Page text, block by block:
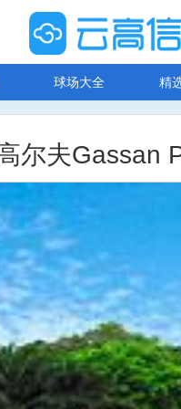
球场大全 精
尔夫Gassan